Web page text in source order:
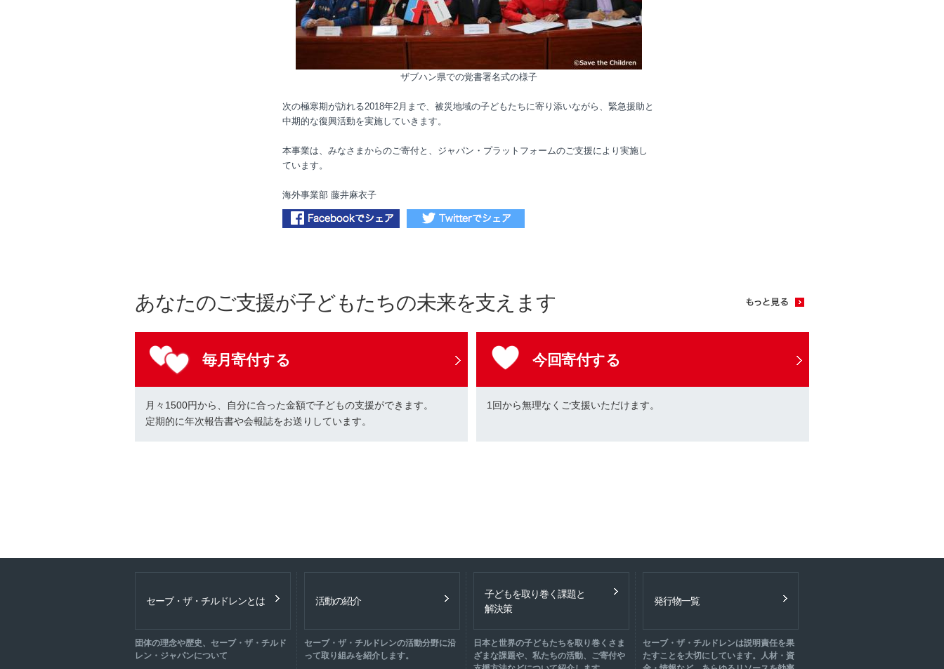
ザブハン県での覚書署名式の様子
次の極寒期が訪れる2018年2月まで、被災地域の子どもたちに寄り添いながら、緊急援助と
中期的な復興活動を実施していきます。
本事業は、みなさまからのご寄付と、ジャパン・プラットフォームのご支援により実施し
ています。
海外事業部 藤井麻衣子
あなたのご支援が子どもたちの未来を支えます
毎月寄付する
月々1500円から、自分に合った金額で子どもの支援ができます。
定期的に年次報告書や会報誌をお送りしています。
今回寄付する
1回から無理なくご支援いただけます。
セーブ・ザ・チルドレンとは
団体の理念や歴史、セーブ・ザ・チルド
レン・ジャパンについて
活動の紹介
セーブ・ザ・チルドレンの活動分野に沿
って取り組みを紹介します。
子どもを取り巻く課題と
解決策
日本と世界の子どもたちを取り巻くさま
ざまな課題や、私たちの活動、ご寄付や
発行物一覧
セーブ・ザ・チルドレンは説明責任を果
たすことを大切にしています。人材・資